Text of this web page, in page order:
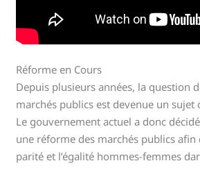
Réforme en Cours
Depuis plusieurs années, la question
marchés publics est devenue un sujet
Le gouvernement actuel a donc
une réforme des marchés publics
parité et l’égalité hommes-femmes